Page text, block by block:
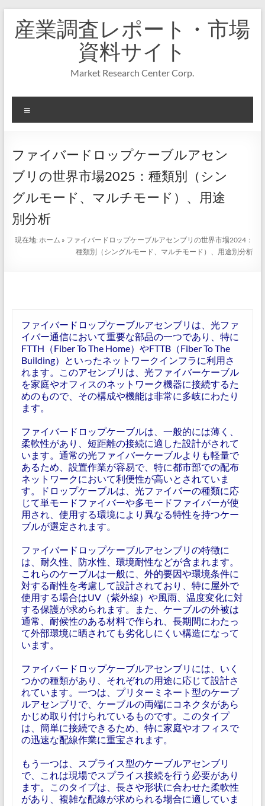
キ
プ
産業調査レポート・市場
資料サイト
Market Research Center Corp.
ニ
ー
ファイバードロップケーブルアセン
ブリの世界市場2025：種類別（シン
グルモード、マルチモード）、用途
別分析
現在地:ホーム » ファイバードロップケーブルアセンブリの世界市場2024：
種類別（シングルモード、マルチモード）、用途別分析
ファイバードロップケーブルアセンブリは、光ファ
イバー通信において重要な部品の一つであり、特に
FTTH（Fiber To The Home）やFTTB（Fiber To The
Building）といったネットワークインフラに利用さ
れます。このアセンブリは、光ファイバーケーブル
を家庭やオフィスのネットワーク機器に接続するた
めのもので、その構成や機能は非常に多岐にわたり
ます。
ファイバードロップケーブルは、一般的には薄く、
柔軟性があり、短距離の接続に適した設計がされて
います。通常の光ファイバーケーブルよりも軽量で
あるため、設置作業が容易で、特に都市部での配布
ネットワークにおいて利便性が高いとされていま
す。ドロップケーブルは、光ファイバーの種類に応
じて単モードファイバーや多モードファイバーが使
用され、使用する環境により異なる特性を持つケー
ブルが選定されます。
ファイバードロップケーブルアセンブリの特徴に
は、耐久性、防水性、環境耐性などが含まれます。
これらのケーブルは一般に、外的要因や環境条件に
対する耐性を考慮して設計されており、特に屋外で
使用する場合はUV（紫外線）や風雨、温度変化に対
する保護が求められます。また、ケーブルの外被は
通常、耐候性のある材料で作られ、長期間にわたっ
て外部環境に晒されても劣化しにくい構造になって
います。
ファイバードロップケーブルアセンブリには、いく
つかの種類があり、それぞれの用途に応じて設計さ
れています。一つは、プリターミネート型のケーブ
ルアセンブリで、ケーブルの両端にコネクタがあら
かじめ取り付けられているものです。このタイプ
は、簡単に接続できるため、特に家庭やオフィスで
の迅速な配線作業に重宝されます。
もう一つは、スプライス型のケーブルアセンブリ
で、これは現場でスプライス接続を行う必要があり
ます。このタイプは、長さや形状に合わせた柔軟性
があり、複雑な配線が求められる場合に適していま